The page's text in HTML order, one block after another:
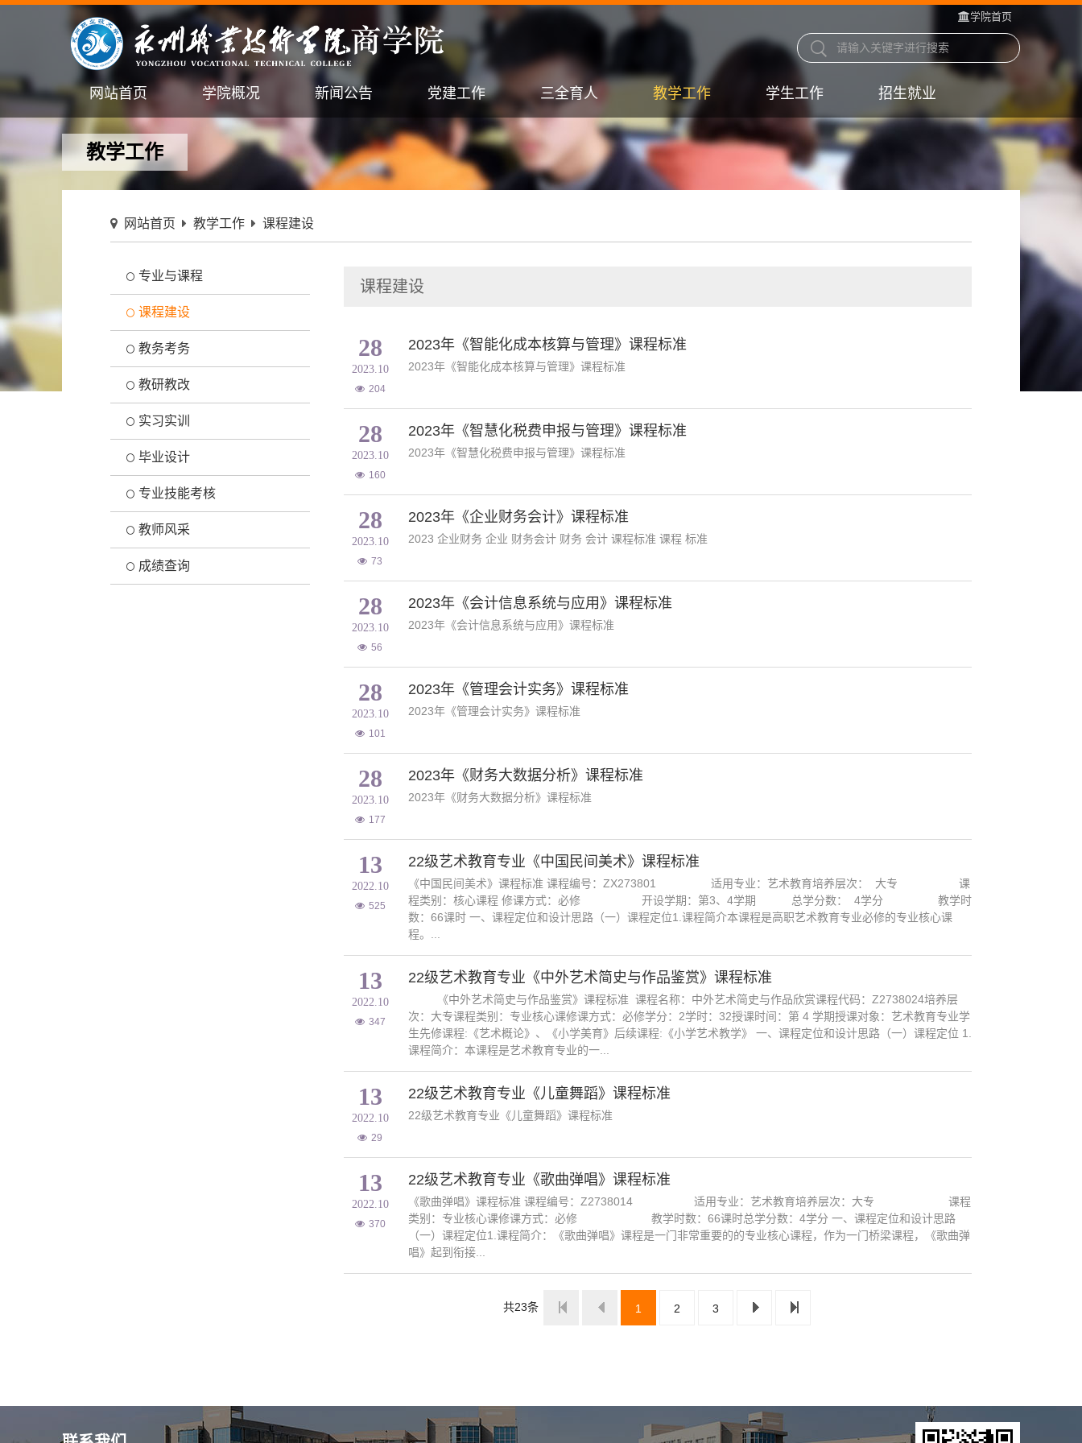
学院首页
网站首页 学院概况 新闻公告 党建工作 三全育人 教学工作 学生工作 招生就业
教学工作
网站首页 教学工作 课程建设
专业与课程
课程建设
教务考务
教研教改
实习实训
毕业设计
专业技能考核
教师风采
成绩查询
课程建设
28
2023.10
204
2023年《智能化成本核算与管理》课程标准
2023年《智能化成本核算与管理》课程标准
28
2023.10
160
2023年《智慧化税费申报与管理》课程标准
2023年《智慧化税费申报与管理》课程标准
28
2023.10
73
2023年《企业财务会计》课程标准
2023 企业财务 企业 财务会计 财务 会计 课程标准 课程 标准
28
2023.10
56
2023年《会计信息系统与应用》课程标准
2023年《会计信息系统与应用》课程标准
28
2023.10
101
2023年《管理会计实务》课程标准
2023年《管理会计实务》课程标准
28
2023.10
177
2023年《财务大数据分析》课程标准
2023年《财务大数据分析》课程标准
13
2022.10
525
22级艺术教育专业《中国民间美术》课程标准
《中国民间美术》课程标准 课程编号：ZX273801 适用专业：艺术教育培养层次： 大专 课
程类别：核心课程 修课方式：必修 开设学期：第3、4学期 总学分数： 4学分 教学时
数：66课时 一、课程定位和设计思路（一）课程定位1.课程简介本课程是高职艺术教育专业必修的专业核心课
程。...
13
2022.10
347
22级艺术教育专业《中外艺术简史与作品鉴赏》课程标准
《中外艺术简史与作品鉴赏》课程标准 课程名称：中外艺术简史与作品欣赏课程代码：Z2738024培养层
次：大专课程类别：专业核心课修课方式：必修学分：2学时：32授课时间：第 4 学期授课对象：艺术教育专业学
生先修课程:《艺术概论》、《小学美育》后续课程:《小学艺术教学》 一、课程定位和设计思路（一）课程定位 1.
课程简介：本课程是艺术教育专业的一...
13
2022.10
29
22级艺术教育专业《儿童舞蹈》课程标准
22级艺术教育专业《儿童舞蹈》课程标准
13
2022.10
370
22级艺术教育专业《歌曲弹唱》课程标准
《歌曲弹唱》课程标准 课程编号：Z2738014 适用专业：艺术教育培养层次：大专 课程
类别：专业核心课修课方式：必修 教学时数：66课时总学分数：4学分 一、课程定位和设计思路
（一）课程定位1.课程简介：《歌曲弹唱》课程是一门非常重要的的专业核心课程，作为一门桥梁课程，《歌曲弹
唱》起到衔接...
共23条 1 2 3